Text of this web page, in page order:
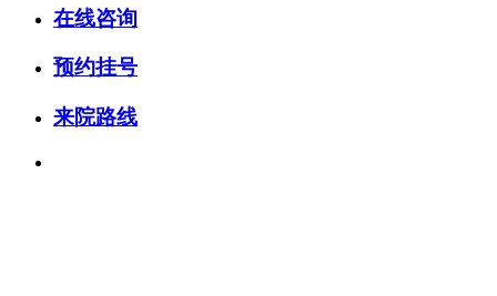
在线咨询
预约挂号
来院路线